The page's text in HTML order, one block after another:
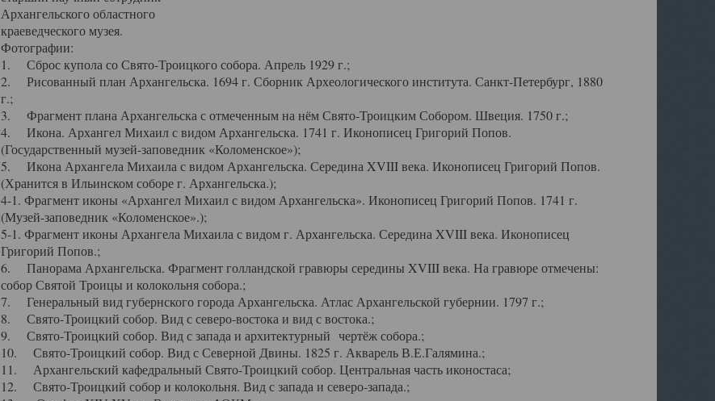
Архангельского областного
краеведческого музея.
Фотографии:
1. Сброс купола со Свято-Троицкого собора. Апрель 1929 г.;
2. Рисованный план Архангельска. 1694 г. Сборник Археологического института. Санкт-Петербург, 1880
г.;
3. Фрагмент плана Архангельска с отмеченным на нём Свято-Троицким Собором. Швеция. 1750 г.;
4. Икона. Архангел Михаил с видом Архангельска. 1741 г. Иконописец Григорий Попов.
(Государственный музей-заповедник «Коломенское»);
5. Икона Архангела Михаила с видом Архангельска. Середина XVIII века. Иконописец Григорий Попов.
(Хранится в Ильинском соборе г. Архангельска.);
4-1. Фрагмент иконы «Архангел Михаил с видом Архангельска». Иконописец Григорий Попов. 1741 г.
(Музей-заповедник «Коломенское».);
5-1. Фрагмент иконы Архангела Михаила с видом г. Архангельска. Середина XVIII века. Иконописец
Григорий Попов.;
6. Панорама Архангельска. Фрагмент голландской гравюры середины XVIII века. На гравюре отмечены:
собор Святой Троицы и колокольня собора.;
7. Генеральный вид губернского города Архангельска. Атлас Архангельской губернии. 1797 г.;
8. Свято-Троицкий собор. Вид с северо-востока и вид с востока.;
9. Свято-Троицкий собор. Вид с запада и архитектурный чертёж собора.;
10. Свято-Троицкий собор. Вид с Северной Двины. 1825 г. Акварель В.Е.Галямина.;
11. Архангельский кафедральный Свято-Троицкий собор. Центральная часть иконостаса;
12. Свято-Троицкий собор и колокольня. Вид с запада и северо-запада.;